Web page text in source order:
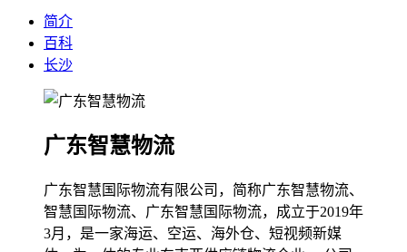
简介
百科
长沙
广东智慧物流
广东智慧国际物流有限公司，简称广东智慧物流、
智慧国际物流、广东智慧国际物流，成立于2019年
3月，是一家海运、空运、海外仓、短视频新媒